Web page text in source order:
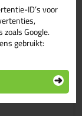
ID’s voor
Google.
gebruikt: